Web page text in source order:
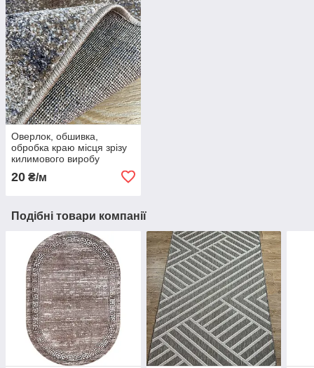
Оверлок, обшивка,
обробка краю місця зрізу
килимового виробу
20 ₴/м
Подібні товари компанії